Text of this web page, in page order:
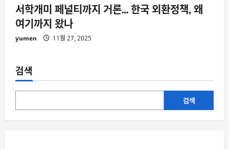
서학개미 페널티까지 거론… 한국 외환정책, 왜
여기까지 왔나
yumen 11월 27, 2025
검색
검색